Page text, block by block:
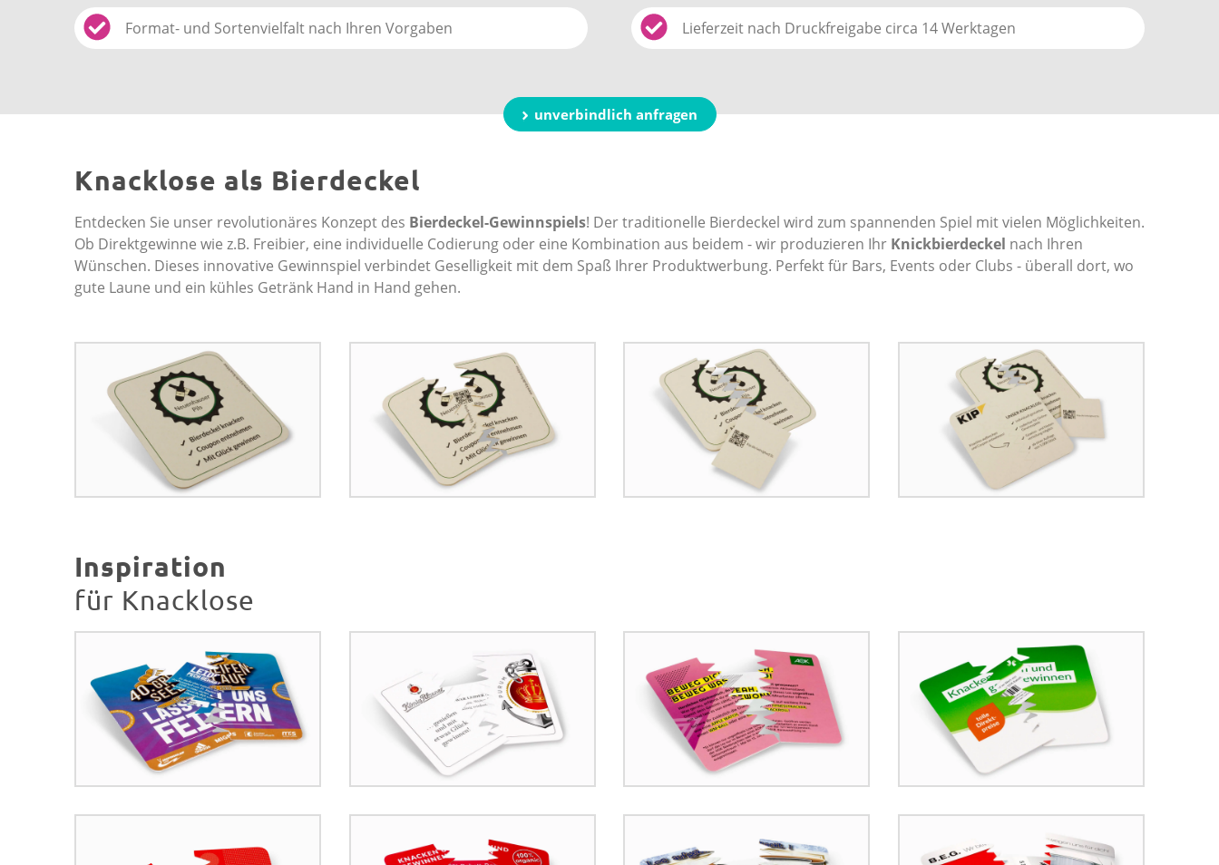
Format- und Sortenvielfalt nach Ihren Vorgaben Lieferzeit nach Druckfreigabe circa 14 Werktagen
unverbindlich anfragen
Knacklose als Bierdeckel
Entdecken Sie unser revolutionäres Konzept des Bierdeckel-Gewinnspiels! Der traditionelle Bierdeckel wird zum spannenden Spiel mit vielen Möglichkeiten.
Ob Direktgewinne wie z.B. Freibier, eine individuelle Codierung oder eine Kombination aus beidem - wir produzieren Ihr Knickbierdeckel nach Ihren
Wünschen. Dieses innovative Gewinnspiel verbindet Geselligkeit mit dem Spaß Ihrer Produktwerbung. Perfekt für Bars, Events oder Clubs - überall dort, wo
gute Laune und ein kühles Getränk Hand in Hand gehen.
Inspiration
für Knacklose